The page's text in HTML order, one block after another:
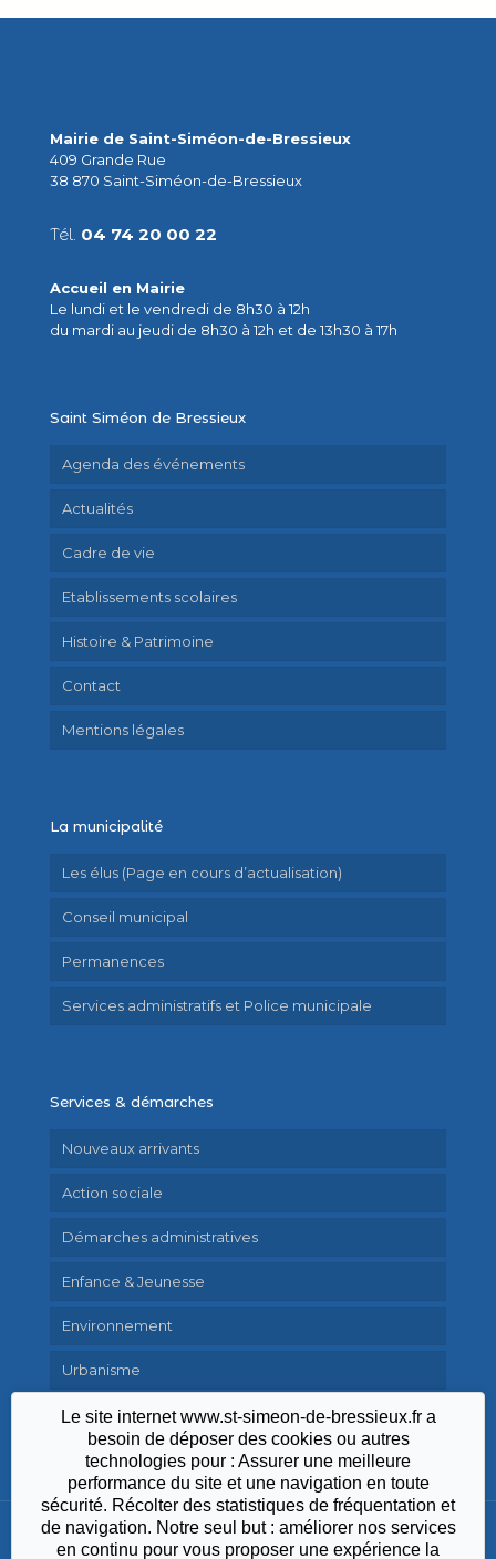
Mairie de Saint-Siméon-de-Bressieux
409 Grande Rue
38 870 Saint-Siméon-de-Bressieux
Tél. 04 74 20 00 22
Accueil en Mairie
Le lundi et le vendredi de 8h30 à 12h
du mardi au jeudi de 8h30 à 12h et de 13h30 à 17h
Saint Siméon de Bressieux
Agenda des événements
Actualités
Cadre de vie
Etablissements scolaires
Histoire & Patrimoine
Contact
Mentions légales
La municipalité
Les élus (Page en cours d’actualisation)
Conseil municipal
Permanences
Services administratifs et Police municipale
Services & démarches
Nouveaux arrivants
Action sociale
Démarches administratives
Enfance & Jeunesse
Environnement
Urbanisme
Le site internet www.st-simeon-de-bressieux.fr a
besoin de déposer des cookies ou autres
technologies pour : Assurer une meilleure
performance du site et une navigation en toute
sécurité. Récolter des statistiques de fréquentation et
de navigation. Notre seul but : améliorer nos services
en continu pour vous proposer une expérience la